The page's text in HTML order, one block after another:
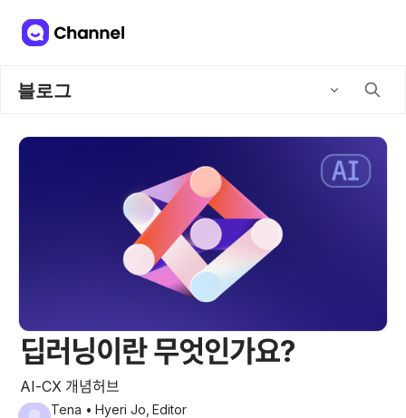
블로그
딥러닝이란 무엇인가요?
AI-CX 개념허브
Tena • Hyeri Jo, Editor